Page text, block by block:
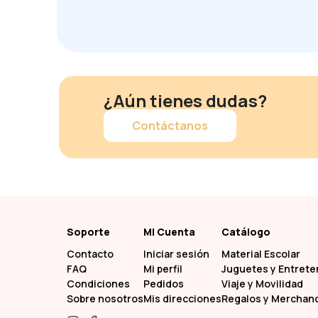
¿Aún tienes dudas?
Contáctanos
Soporte
Contacto
FAQ
Condiciones
Sobre nosotros
Mi Cuenta
Iniciar sesión
Mi perfil
Pedidos
Mis direcciones
Catálogo
Material Escolar
Juguetes y
Viaje y Movilidad
Regalos y